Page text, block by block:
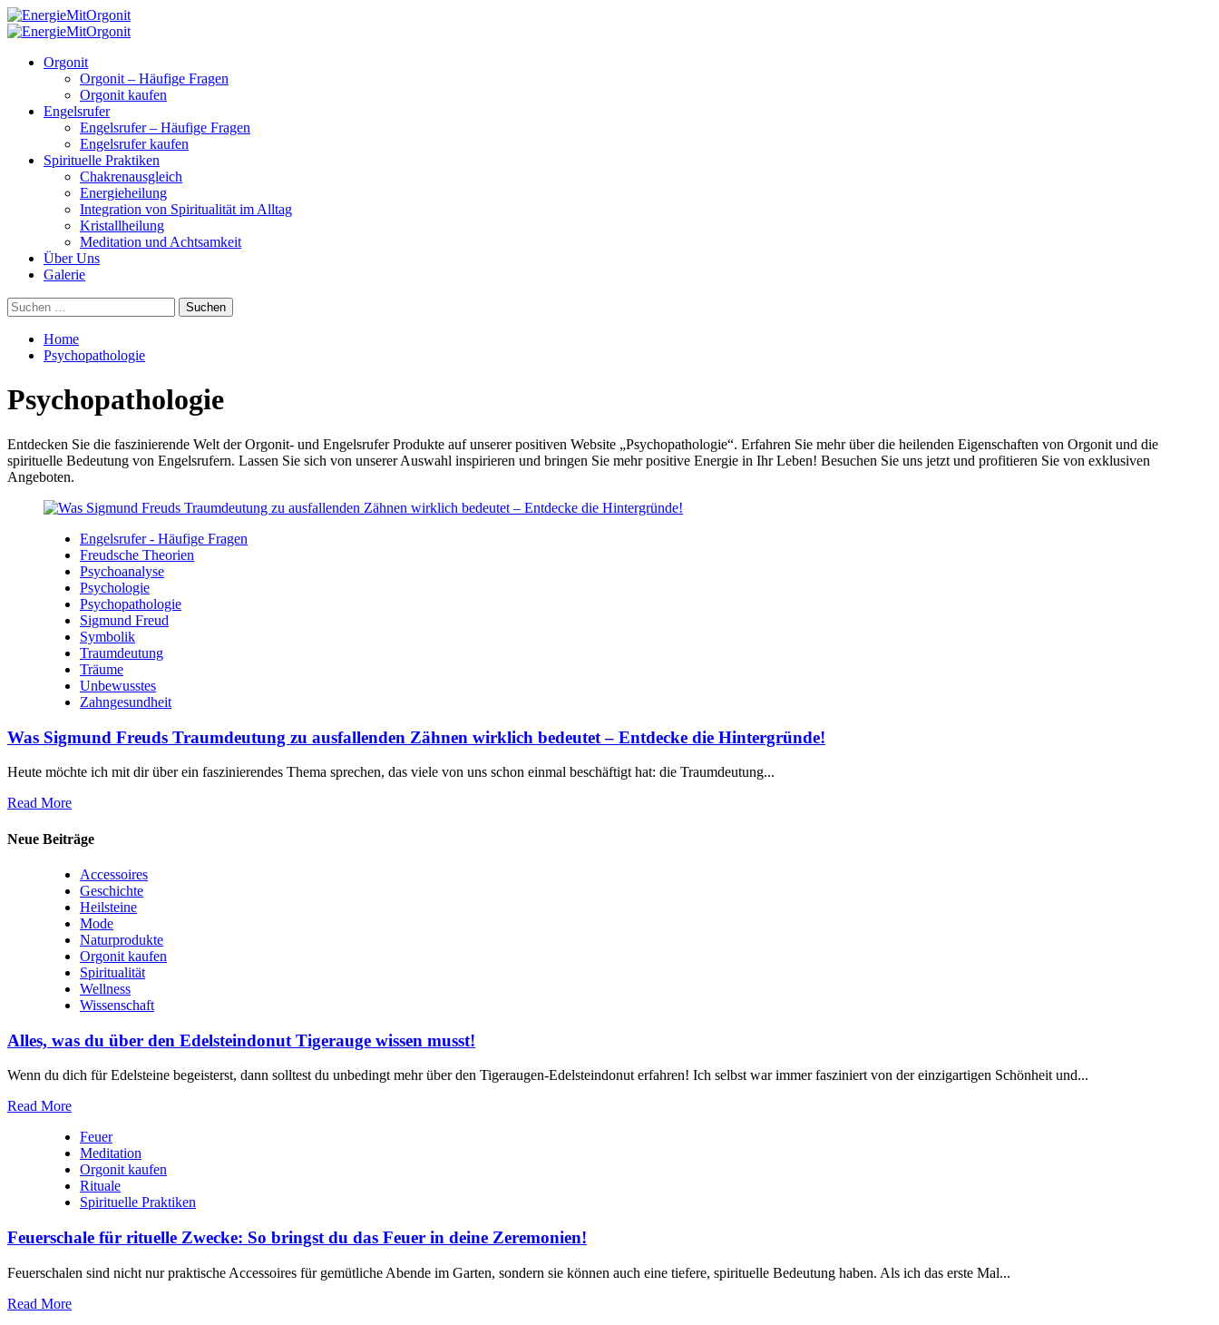
Skip
to
Primary
Orgonit
Orgonit – Häufige Fragen
Orgonit kaufen
Engelsrufer
Engelsrufer – Häufige Fragen
Engelsrufer kaufen
Spirituelle Praktiken
Chakrenausgleich
Energieheilung
Integration von Spiritualität im Alltag
Kristallheilung
Meditation und Achtsamkeit
Über Uns
Galerie
Suchen
nach:
Home
Psychopathologie
Psychopathologie
Entdecken Sie die faszinierende Welt der Orgonit- und Engelsrufer Produkte auf unserer positiven Website „Psychopathologie“. Erfahren Sie mehr über die heilenden Eigenschaften von Orgonit und die
spirituelle Bedeutung von Engelsrufern. Lassen Sie sich von unserer Auswahl inspirieren und bringen Sie mehr positive Energie in Ihr Leben! Besuchen Sie uns jetzt und profitieren Sie von exklusiven
Angeboten.
Engelsrufer - Häufige Fragen
Freudsche Theorien
Psychoanalyse
Psychologie
Psychopathologie
Sigmund Freud
Symbolik
Traumdeutung
Träume
Unbewusstes
Zahngesundheit
Was Sigmund Freuds Traumdeutung zu ausfallenden Zähnen wirklich bedeutet – Entdecke die Hintergründe!
Heute möchte ich mit dir über​ ein⁣ faszinierendes Thema sprechen, das ⁤viele von uns schon einmal beschäftigt hat: die Traumdeutung...
Read More
Neue Beiträge
Accessoires
Geschichte
Heilsteine
Mode
Naturprodukte
Orgonit kaufen
Spiritualität
Wellness
Wissenschaft
Alles, was du über den Edelsteindonut Tigerauge wissen musst!
Wenn‌ du dich für Edelsteine begeisterst, dann solltest du unbedingt mehr⁢ über den Tigeraugen-Edelsteindonut erfahren! Ich selbst war immer fasziniert ‍von der einzigartigen Schönheit und...
Read More
Feuer
Meditation
Orgonit kaufen
Rituale
Spirituelle Praktiken
Feuerschale für rituelle Zwecke: So bringst du das Feuer in deine Zeremonien!
Feuerschalen sind nicht nur praktische Accessoires für gemütliche Abende im Garten, sondern sie können auch eine tiefere, spirituelle Bedeutung haben. Als ich das erste Mal...
Read More